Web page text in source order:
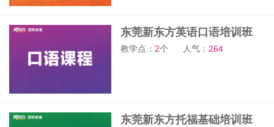
东莞新东方英语口语培训班
教学点：2个 人气：264
东莞新东方托福基础培训班